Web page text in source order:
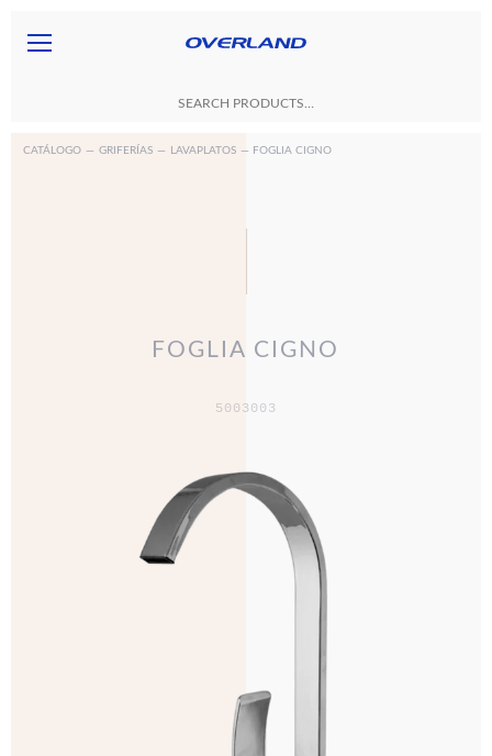
CATÁLOGO — GRIFERÍAS — LAVAPLATOS — FOGLIA CIGNO
FOGLIA CIGNO
5003003